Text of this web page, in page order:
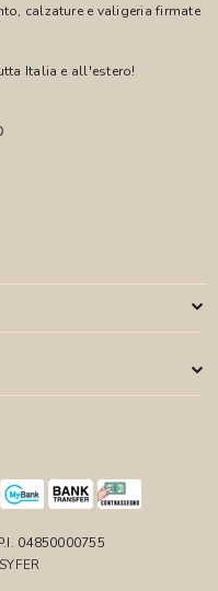
calzature e valigeria firmate
Italia e all'estero!
04850000755
SYFER